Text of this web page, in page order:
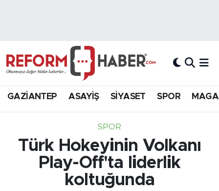
GAZİANTEP ASAYİŞ SİYASET SPOR
SPOR
Türk Hokeyinin Volkanı
Play-Off'ta liderlik
koltuğunda
Hava Durumu
Süper Lig Puan Durumu ve Fikstür
Tüm Manşetler
Son Dakika Haberleri
Haber Arşivi